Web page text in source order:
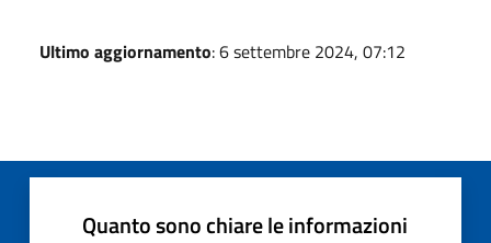
Ultimo aggiornamento: 6 settembre 2024, 07:12
Quanto sono chiare le informazioni